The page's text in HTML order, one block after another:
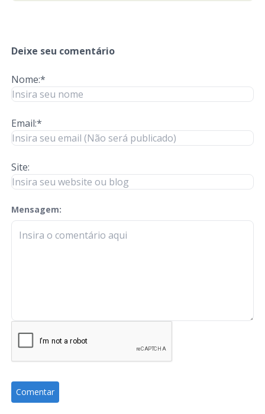
Deixe seu comentário
Nome:*
Email:*
Site:
Mensagem:
check-terms